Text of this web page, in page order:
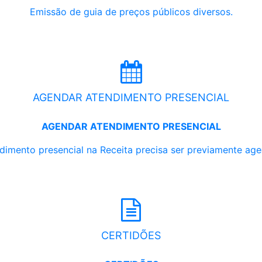
Emissão de guia de preços públicos diversos.
AGENDAR ATENDIMENTO PRESENCIAL
AGENDAR ATENDIMENTO PRESENCIAL
presencial na Receita precisa ser previamente
CERTIDÕES